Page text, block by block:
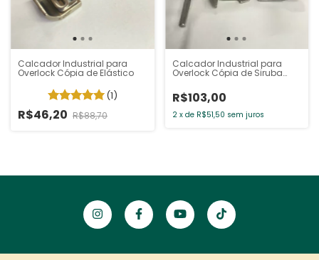
Calcador Industrial para
Overlock Cópia de Elástico
(1)
R$46,20 R$88,70
Calcador Industrial para
Overlock Cópia de Siruba
R$103,00
2 x de R$51,50 sem juros